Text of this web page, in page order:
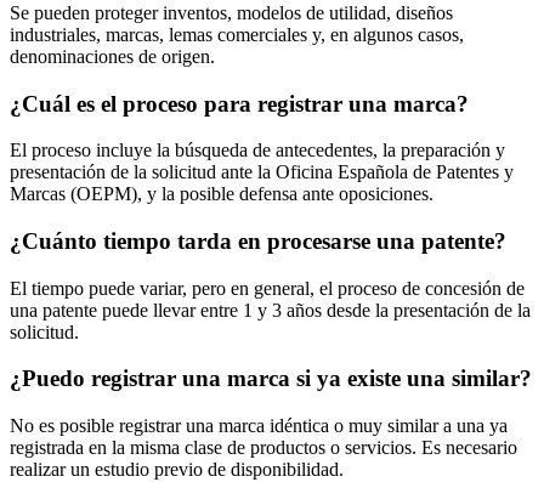
Se pueden proteger inventos, modelos de utilidad, diseños
industriales, marcas, lemas comerciales y, en algunos casos,
denominaciones de origen.
¿Cuál es el proceso para registrar una marca?
El proceso incluye la búsqueda de antecedentes, la preparación y
presentación de la solicitud ante la Oficina Española de Patentes y
Marcas (OEPM), y la posible defensa ante oposiciones.
¿Cuánto tiempo tarda en procesarse una patente?
El tiempo puede variar, pero en general, el proceso de concesión de
una patente puede llevar entre 1 y 3 años desde la presentación de la
solicitud.
¿Puedo registrar una marca si ya existe una similar?
No es posible registrar una marca idéntica o muy similar a una ya
registrada en la misma clase de productos o servicios. Es necesario
realizar un estudio previo de disponibilidad.